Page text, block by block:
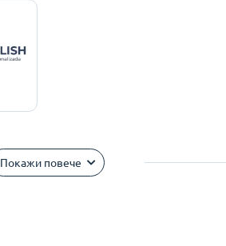
Покажи повече